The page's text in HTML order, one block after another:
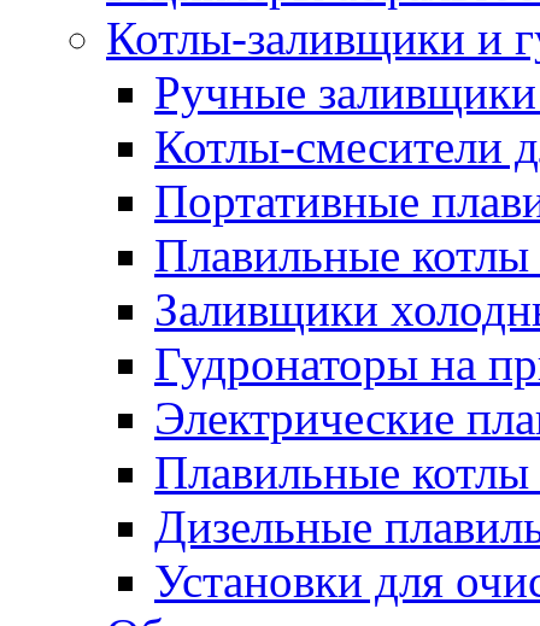
Котлы-заливщики и
Ручные заливщики
Котлы-смесители
Портативные
Плавильные
Заливщики
Гудронаторы на
Электрические
Плавильные
Дизельные
Установки для